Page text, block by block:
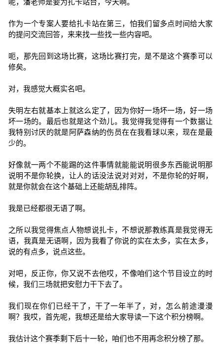
呢，潘老师是要为扎卡站台，今天啊。
作为一个专案人要给扎卡站在第三，怕我们留多点时间给大家
的提问交流回答，来来找一些找一些内容吧。
呃，那先回到这场比赛，这场比赛打完，是不是这个赛季可以
修矣。
对，我感觉大概实名吧。
失明左右就基本上就这么定了，因为你好一场坏一场，好一场
坏一场的。最后也就是这个劲儿。我觉得我觉得有一个数据让
我特别讨厌的就是阿萨森纳的伤员在在我看球以来，现在是最
少的。
好像就一两个不能踢的这件事情就能能说明很多东西能说明那
说明不是你轮换，让人的话没法说对对对，不是你轮的好啊，
就是你就会在这个基础上还能胡乱排阵。
我是已经都很无语了啊。
之所以我觉得焦点人物想说扎卡，不想说那教练真是我觉得无
语，我真是无语啊，因为我看了你说的实在太多，实在太多，
说的有点多，说点这些。
对吧，反正你，你又说不去他哎，不像咱们这个节目设立的时
候，我们三场就把安慰力干下去了。
我们现在你们已经干了，干了一年半了，对，怎么前途漫漫
啊？我哎，首先呢，我想还是给大家导读一下这个积分榜啊。
我估计这个赛季剩下后十一轮，咱们也不用再念积分榜了那。